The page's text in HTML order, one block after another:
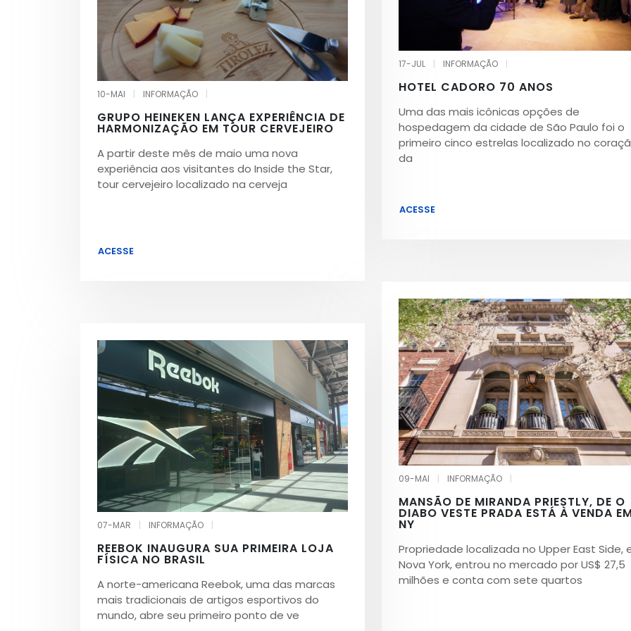
17-JUL INFORMAÇÃO
HOTEL CADORO 70 ANOS
Uma das mais icônicas opções de
hospedagem da cidade de São Paulo foi o
primeiro cinco estrelas localizado no
da
ACESSE
10-MAI INFORMAÇÃO
GRUPO HEINEKEN LANÇA EXPERIÊNCIA DE
HARMONIZAÇÃO EM TOUR CERVEJEIRO
A partir deste mês de maio uma nova
experiência aos visitantes do Inside the Star,
tour cervejeiro localizado na cerveja
ACESSE
09-MAI INFORMAÇÃO
MANSÃO DE MIRANDA PRIESTLY, DE O
DIABO VESTE PRADA ESTÁ À VENDA
NY
Propriedade localizada no Upper East Side,
Nova York, entrou no mercado por US$ 27,5
milhões e conta com sete quartos
07-MAR INFORMAÇÃO
REEBOK INAUGURA SUA PRIMEIRA LOJA
FÍSICA NO BRASIL
A norte-americana Reebok, uma das marcas
mais tradicionais de artigos esportivos do
mundo, abre seu primeiro ponto de ve